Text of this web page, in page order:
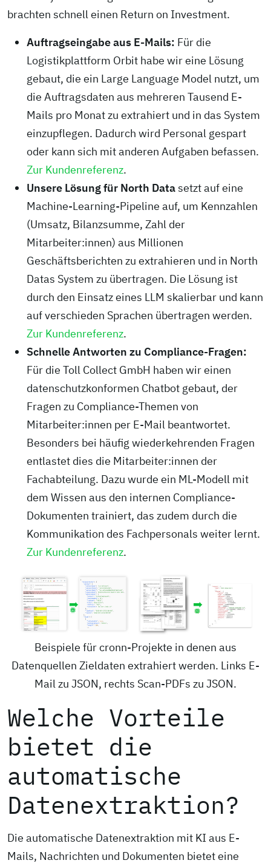
brachten schnell einen Return on Investment.
Auftragseingabe aus E-Mails: Für die
Logistikplattform Orbit habe wir eine Lösung
gebaut, die ein Large Language Model nutzt, um
die Auftragsdaten aus mehreren Tausend E-
Mails pro Monat zu extrahiert und in das System
einzupflegen. Dadurch wird Personal gespart
oder kann sich mit anderen Aufgaben befassen.
Zur Kundenreferenz.
Unsere Lösung für North Datasetzt auf eine
Machine-Learning-Pipeline auf, um Kennzahlen
(Umsatz, Bilanzsumme, Zahl der
Mitarbeiter:innen) aus Millionen
Geschäftsberichten zu extrahieren und in North
Datas System zu übertragen. Die Lösung ist
durch den Einsatz eines LLM skalierbar und kann
auf verschieden Sprachen übertragen werden.
Zur Kundenreferenz.
Schnelle Antworten zu Compliance-Fragen:
Für die Toll Collect GmbH haben wir einen
datenschutzkonformen Chatbot gebaut, der
Fragen zu Compliance-Themen von
Mitarbeiter:innen per E-Mail beantwortet.
Besonders bei häufig wiederkehrenden Fragen
entlastet dies die Mitarbeiter:innen der
Fachabteilung. Dazu wurde ein ML-Modell mit
dem Wissen aus den internen Compliance-
Dokumenten trainiert, das zudem durch die
Kommunikation des Fachpersonals weiter lernt.
Zur Kundenreferenz.
Beispiele für cronn-Projekte in denen aus
Datenquellen Zieldaten extrahiert werden. Links E-
Mail zu JSON, rechts Scan-PDFs zu JSON.
Welche Vorteile
bietet die
automatische
Datenextraktion?
Die automatische Datenextraktion mit KI aus E-
Mails, Nachrichten und Dokumenten bietet eine